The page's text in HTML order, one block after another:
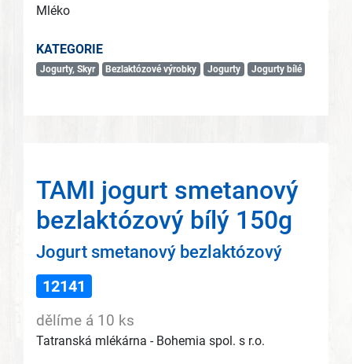
Mléko
KATEGORIE
Jogurty, Skyr Bezlaktózové výrobky Jogurty Jogurty bílé
TAMI jogurt smetanový
bezlaktózový bílý 150g
Jogurt smetanový bezlaktózový
12141
dělíme á 10 ks
Tatranská mlékárna - Bohemia spol. s r.o.